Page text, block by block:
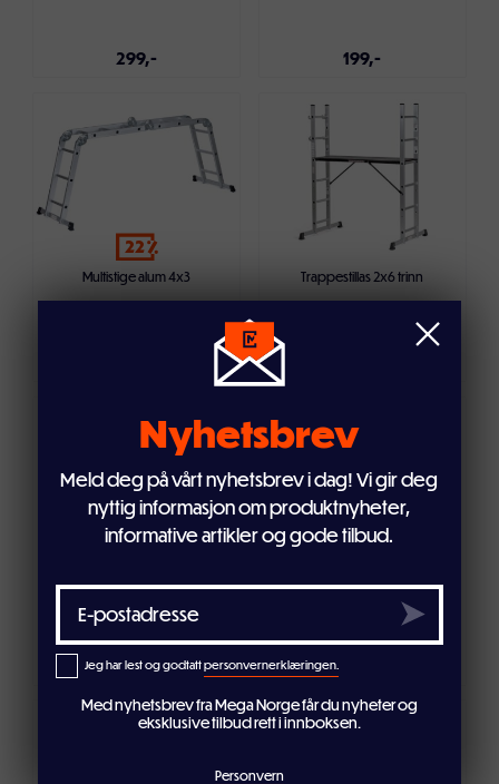
299,-
Legg i handlekurven
199,-
Legg i handlekurven
22
Multistige alum 4x3
Legg i handlekurven
Trappestillas 2x6 trinn
Legg i handlekurven
999,- 899,- 1 799,- 1 499,-
Nyhetsbrev
Meld deg på vårt nyhetsbrev i dag! Vi gir deg
nyttig informasjon om produktnyheter,
informative artikler og gode tilbud.
Jeg har lest og godtattpersonvernerklæringen.
Med nyhetsbrev fra Mega Norge får du nyheter og
eksklusive tilbud rett i innboksen.
Personvern